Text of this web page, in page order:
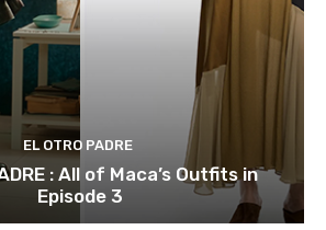
EL OTRO PADRE
: All of Maca’s Outfits in
Episode 3